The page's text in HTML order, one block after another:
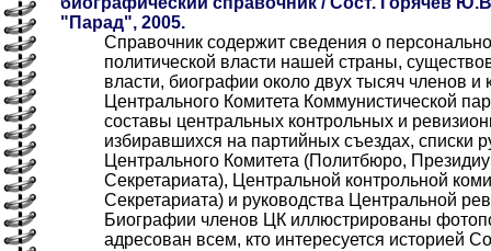
"Парад", 2005.
Справочник содержит сведения о
политической власти нашей страны,
власти, биографии около двух тысяч членов и
Центрального Комитета Коммунистической
составы центральных контрольных и
избиравшихся на партийных съездах, списки
Центрального Комитета (Политбюро,
Секретариата), Центральной контрольной
Секретариата) и руководства Центральной
Биографии членов ЦК иллюстрированы
адресован всем, кто интересуется историей